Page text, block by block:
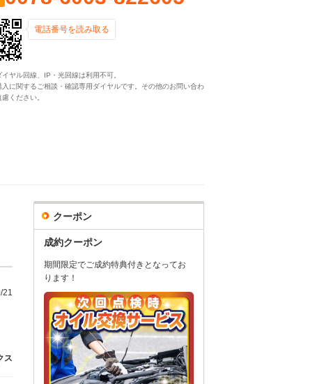
電話番号を読み取る
ヤル回線、IP・光回線は利用不可。
に関するご相談・確認専用ダイヤルです。その他のお問い合わ
ください。
21
ス
クーポン
成約クーポン
期間限定でご成約特典付きとなってお
ります！